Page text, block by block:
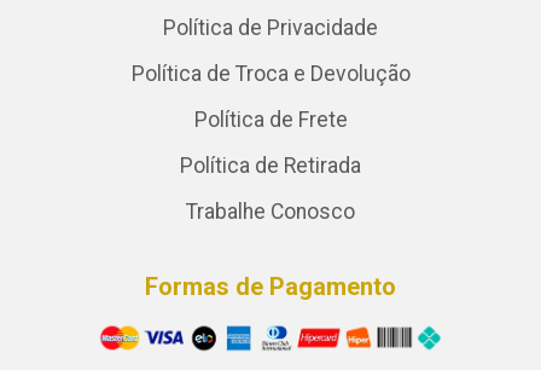
Política de Privacidade
Política de Troca e Devolução
Política de Frete
Política de Retirada
Trabalhe Conosco
Formas de Pagamento